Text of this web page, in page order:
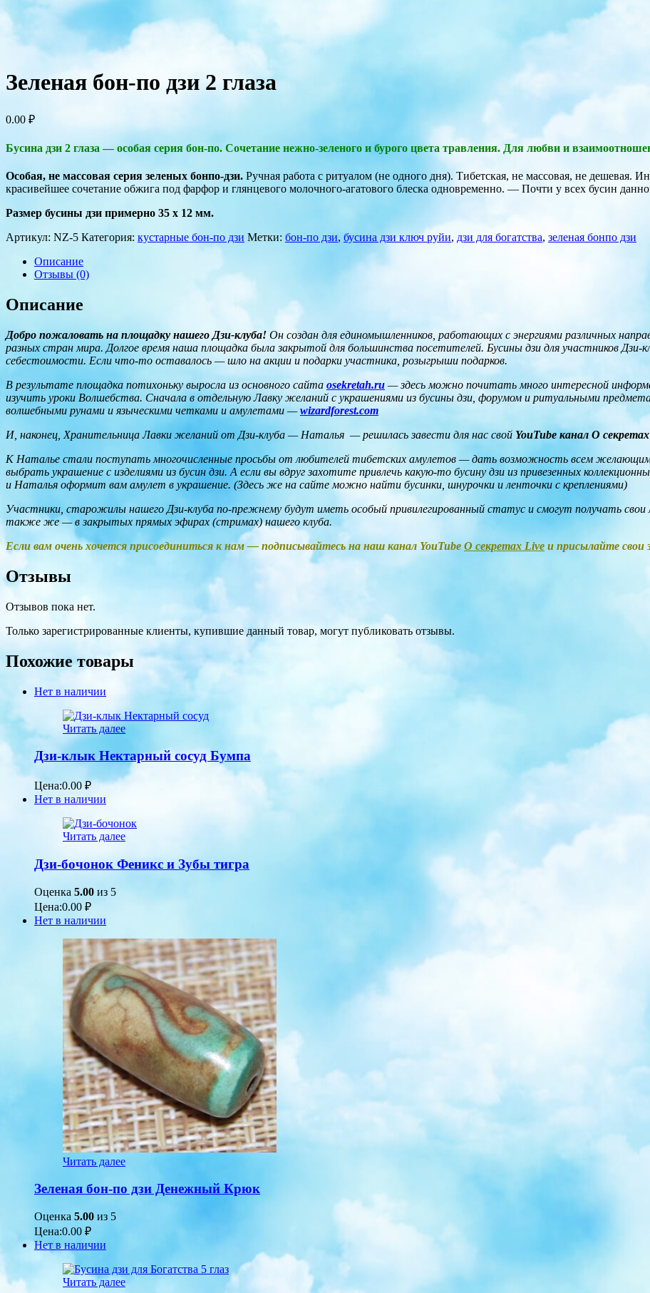
Зеленая бон-по дзи 2 глаза
0.00 ₽
Бусина дзи 2 глаза — особая серия бон-по. Сочетание нежно-зеленого и бурого цвета травления. Для любви и
Особая, не массовая серия зеленых бонпо-дзи. Ручная работа с ритуалом (не одного дня). Тибетская, не массовая, не дешевая.
красивейшее сочетание обжига под фарфор и глянцевого молочного-агатового блеска одновременно. — Почти у всех бусин
Размер бусины дзи примерно 35 x 12 мм.
Артикул: NZ-5 Категория: кустарные бон-по дзи Метки: бон-по дзи, бусина дзи ключ руйи, дзи для богатства, зеленая бонпо дзи
Описание
Отзывы (0)
Описание
Добро пожаловать на площадку нашего Дзи-клуба! Он создан для единомышленников, работающих с энергиями различных
разных стран мира. Долгое время наша площадка была закрытой для большинства посетителей. Бусины дзи для участников Дзи-
себестоимости. Если что-то оставалось — шло на акции и подарки участника, розыгрыши подарков.
В результате площадка потихоньку выросла из основного сайта osekretah.ru— здесь можно почитать много интересной
изучить уроки Волшебства. Сначала в отдельную Лавку желаний с украшениями из бусины дзи, форумом и ритуальными
волшебными рунами и языческими четками и амулетами —wizardforest.com
И, наконец, Хранительница Лавки желаний от Дзи-клуба — Наталья — решилась завести для нас свой YouTube канал О
К Наталье стали поступать многочисленные просьбы от любителей тибетских амулетов — дать возможность всем желающим
выбрать украшение с изделиями из бусин дзи. А если вы вдруг захотите привлечь какую-то бусину дзи из привезенных
и Наталья оформит вам амулет в украшение. (Здесь же на сайте можно найти бусинки, шнурочки и ленточки с креплениями)
Участники, старожилы нашего Дзи-клуба по-прежнему будут иметь особый привилегированный статус и смогут получать
также же — в закрытых прямых эфирах (стримах) нашего клуба.
Если вам очень хочется присоединиться к нам — подписывайтесь на наш канал YouTube О секретах Live и присылайте свои
Отзывы
Отзывов пока нет.
Только зарегистрированные клиенты, купившие данный товар, могут публиковать отзывы.
Похожие товары
Нет в наличии
Читать далее
Дзи-клык Нектарный сосуд Бумпа
Цена:0.00 ₽
Нет в наличии
Читать далее
Дзи-бочонок Феникс и Зубы тигра
Оценка 5.00 из 5
Цена:0.00 ₽
Нет в наличии
Читать далее
Зеленая бон-по дзи Денежный Крюк
Оценка 5.00 из 5
Цена:0.00 ₽
Нет в наличии
Читать далее